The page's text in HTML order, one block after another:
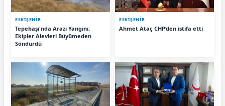
ESKIŞEHIR
Tepebaşı'nda Arazi Yangını:
Ekipler Alevleri Büyümeden
Söndürdü
ESKIŞEHIR
Ahmet Ataç CHP’den istifa etti